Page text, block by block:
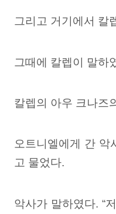
그리고 거기에서 칼
그때에 칼렙이 말하
칼렙의 아우 크나즈
오트니엘에게 간 악
고 물었다.
악사가 말하였다. “